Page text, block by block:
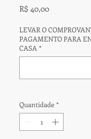
R$ 40,00Preço
LEVAR O
PAGAMENTO PARA
CASA *
Quantidade *